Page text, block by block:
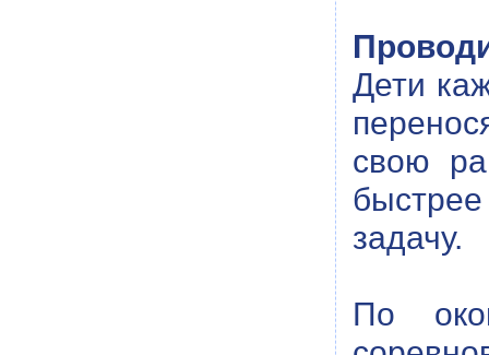
Дети
свою
задачу.
По